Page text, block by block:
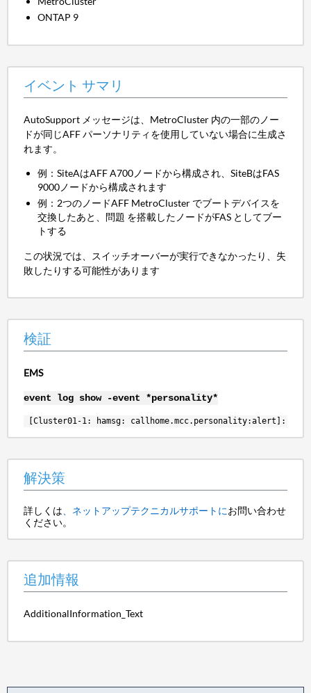
ONTAP 9
イベント サマリ
AutoSupport メッセージは、MetroCluster 内の一部のノー
ドが同じAFF パーソナリティを使用していない場合に生成さ
れます。
例：SiteAはAFF A700ノードから構成され、SiteBはFAS
9000ノードから構成されます
例：2つのノードAFF MetroCluster でブートデバイスを
交換したあと、問題 を搭載したノードがFAS としてブー
トする
この状況では、スイッチオーバーが実行できなかったり、失
敗したりする可能性があります
検証
EMS
event log show -event *personality*
[Cluster01-1: hamsg: callhome.mcc.personality:alert]: Call home
解決策
詳しくは 、ネットアップテクニカルサポートにお問い合わせ
ください。
追加情報
AdditionalInformation_Text